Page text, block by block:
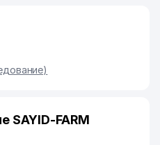
SAYID-FARM